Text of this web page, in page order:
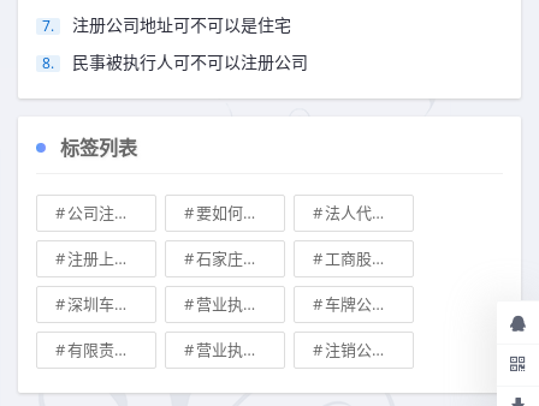
注册公司地址可不可以是住宅
民事被执行人可不可以注册公司
标签列表
公司注册地址可不可以改 要如何注册成立家族公司 法人代表变更\
注册上海公司 石家庄典当行转让 工商股权转让
深圳车牌可以转让吗？ 营业执照也能卖钱么 车牌公司转让，北京带车牌公司转让\
有限责任公司的出资份额能继承吗 营业执照有效期是多久 注销公司收费\